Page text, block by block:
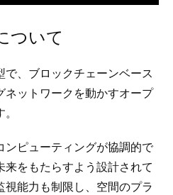
ついて
、ブロックチェーンベース
ネットワークを動かすオープ
ンピューティングが協調的で
をもたらすよう設計されて
能力も制限し、空間のプラ